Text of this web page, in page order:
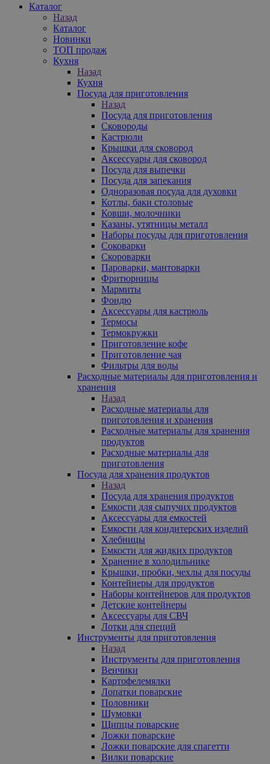
Каталог
Назад
Каталог
Новинки
ТОП продаж
Кухня
Назад
Кухня
Посуда для приготовления
Назад
Посуда для приготовления
Сковороды
Кастрюли
Крышки для сковород
Аксессуары для сковород
Посуда для выпечки
Посуда для запекания
Одноразовая посуда для духовки
Котлы, баки столовые
Ковши, молочники
Казаны, утятницы металл
Наборы посуды для приготовления
Соковарки
Скороварки
Пароварки, мантоварки
Фритюрницы
Мармиты
Фондю
Аксессуары для кастрюль
Термосы
Термокружки
Приготовление кофе
Приготовление чая
Фильтры для воды
Расходные материалы для приготовления и
хранения
Назад
Расходные материалы для
приготовления и хранения
Расходные материалы для хранения
продуктов
Расходные материалы для
приготовления
Посуда для хранения продуктов
Назад
Посуда для хранения продуктов
Емкости для сыпучих продуктов
Аксессуары для емкостей
Емкости для кондитерских изделий
Хлебницы
Емкости для жидких продуктов
Хранение в холодильнике
Крышки, пробки, чехлы для посуды
Контейнеры для продуктов
Наборы контейнеров для продуктов
Детские контейнеры
Аксессуары для СВЧ
Лотки для специй
Инструменты для приготовления
Назад
Инструменты для приготовления
Венчики
Картофелемялки
Лопатки поварские
Половники
Шумовки
Щипцы поварские
Ложки поварские
Ложки поварские для спагетти
Вилки поварские